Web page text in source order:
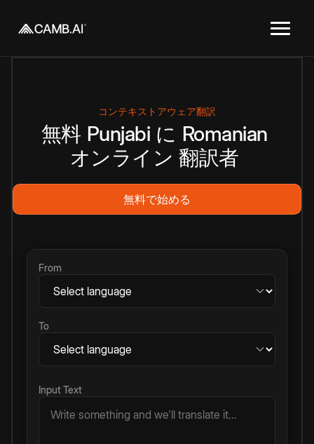
コンテキストアウェア翻訳
無料 Punjabi に Romanian
オンライン 翻訳者
無料で始める
From
To
Input Text